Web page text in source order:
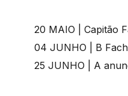
20 MAIO | Capitão
04 JUNHO | B
25 JUNHO | A